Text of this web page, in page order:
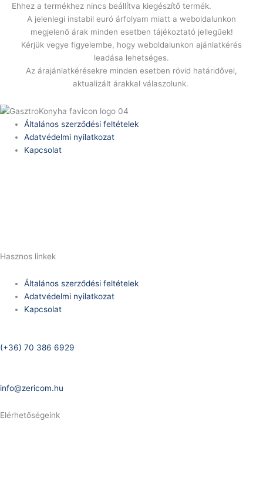
Ehhez a termékhez nincs beállítva kiegészítő termék.
A jelenlegi instabil euró árfolyam miatt a weboldalunkon
megjelenő árak minden esetben tájékoztató jellegűek!
Kérjük vegye figyelembe, hogy weboldalunkon ajánlatkérés
leadása lehetséges.
Az árajánlatkérésekre minden esetben rövid határidővel,
aktualizált árakkal válaszolunk.
Általános szerződési feltételek
Adatvédelmi nyilatkozat
Kapcsolat
Hasznos linkek
Általános szerződési feltételek
Adatvédelmi nyilatkozat
Kapcsolat
(+36) 70 386 6929
info@zericom.hu
Elérhetőségeink